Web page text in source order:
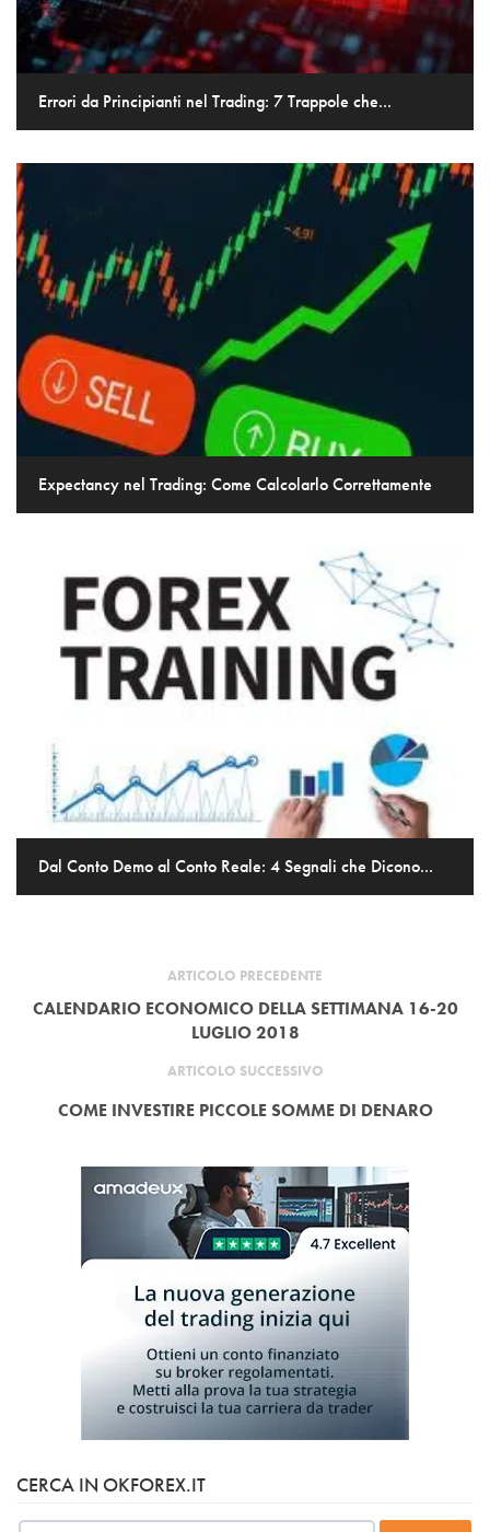
Errori da Principianti nel Trading: 7 Trappole che...
Expectancy nel Trading: Come Calcolarlo Correttamente
Dal Conto Demo al Conto Reale: 4 Segnali che Dicono...
ARTICOLO PRECEDENTE
CALENDARIO ECONOMICO DELLA SETTIMANA 16-20
LUGLIO 2018
ARTICOLO SUCCESSIVO
COME INVESTIRE PICCOLE SOMME DI DENARO
CERCA IN OKFOREX.IT